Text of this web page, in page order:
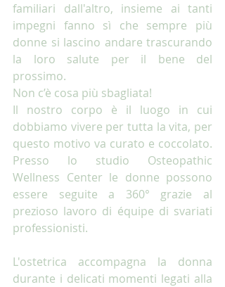
familiari dall'altro, insieme ai tanti
impegni fanno sì che sempre più
donne si lascino andare trascurando
la loro salute per il bene del
prossimo.
Non c’è cosa più sbagliata!
Il nostro corpo è il luogo in cui
dobbiamo vivere per tutta la vita, per
questo motivo va curato e coccolato.
Presso lo studio Osteopathic
Wellness Center le donne possono
essere seguite a 360° grazie al
prezioso lavoro di équipe di svariati
professionisti.
L'ostetrica accompagna la donna
durante i delicati momenti legati alla